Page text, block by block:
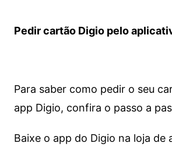
Pedir cartão Digio pelo
Para saber como pedir o seu
app Digio, confira o passo a
Baixe o app do Digio na loja de